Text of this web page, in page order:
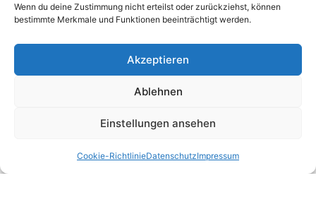
Wenn du deine Zustimmung nicht erteilst oder zurückziehst, können
bestimmte Merkmale und Funktionen beeinträchtigt werden.
Akzeptieren
Ablehnen
Einstellungen ansehen
Cookie-RichtlinieDatenschutzImpressum
Urheberrecht
Die durch die Seitenbetreiber erstellten Inhalte und
Werke auf diesen Seiten unterliegen dem deutschen
Urheberrecht. Die Vervielfältigung, Bearbeitung,
Grenzen des Urheberrechtes bedürfen der schriftlichen
Downloads und Kopien dieser Seite sind nur für den